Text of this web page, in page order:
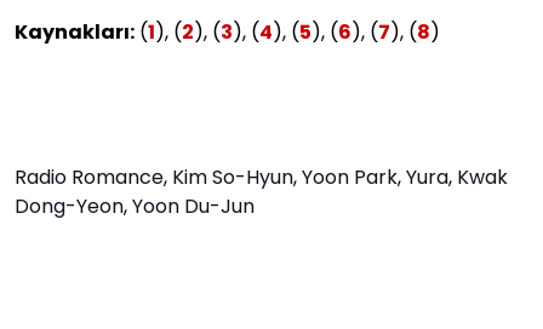
Kaynakları: (1), (2), (3), (4), (5), (6), (7), (8)
Radio Romance, Kim So-Hyun,Yoon Park,Yura, Kwak
Dong-Yeon,Yoon Du-Jun